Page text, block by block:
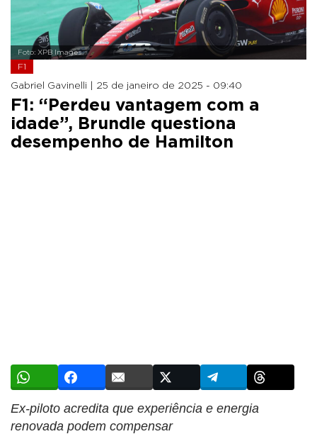
Foto: XPB Images
F1
Gabriel Gavinelli | 25 de janeiro de 2025 - 09:40
F1: “Perdeu vantagem com a
idade”, Brundle questiona
desempenho de Hamilton
Ex-piloto acredita que experiência e energia
renovada podem compensar